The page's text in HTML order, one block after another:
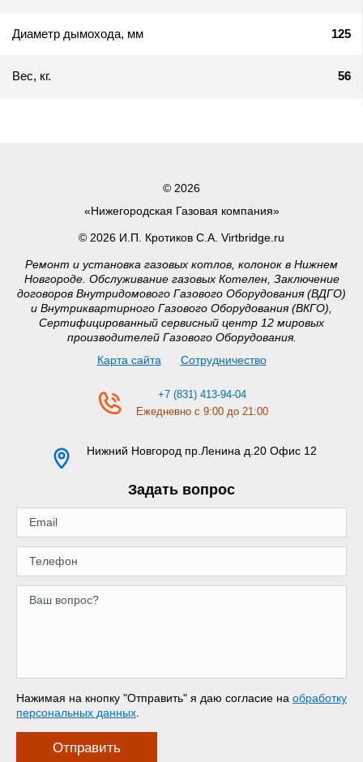
Диаметр дымохода, мм 125
Вес, кг. 56
© 2026
«Нижегородская Газовая компания»
© 2026 И.П. Кротиков С.А. Virtbridge.ru
Ремонт и установка газовых котлов, колонок в Нижнем
Новгороде. Обслуживание газовых Котелен, Заключение
договоров Внутридомового Газового Оборудования (ВДГО)
и Внутриквартирного Газового Оборудования (ВКГО),
Сертифицированный сервисный центр 12 мировых
производителей Газового Оборудования.
Карта сайта
Сотрудничество
+7 (831) 413-94-04
Ежедневно с 9:00 до 21:00
Нижний Новгород пр.Ленина д.20 Офис 12
Задать вопрос
Нажимая на кнопку "Отправить" я даю согласие на обработку
персональных данных
Отправить